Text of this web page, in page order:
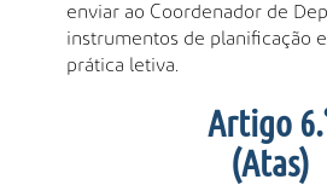
enviar ao Coordenador de
instrumentos de planificação
prática letiva.
Artigo
(Atas)